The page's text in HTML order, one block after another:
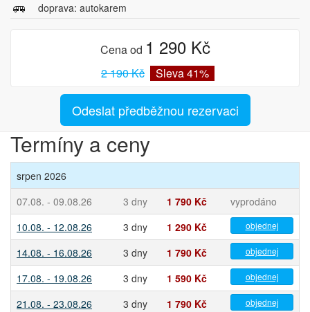
doprava: autokarem
Cena od 1 290 Kč
2 190 Kč Sleva 41%
Odeslat předběžnou rezervaci
Termíny a ceny
srpen 2026
07.08. - 09.08.26
3 dny 1 790 Kč
vyprodáno
10.08. - 12.08.26
3 dny 1 290 Kč objednej
14.08. - 16.08.26 3 dny 1 790 Kč objednej
17.08. - 19.08.26 3 dny 1 590 Kč objednej
21.08. - 23.08.26 3 dny 1 790 Kč objednej